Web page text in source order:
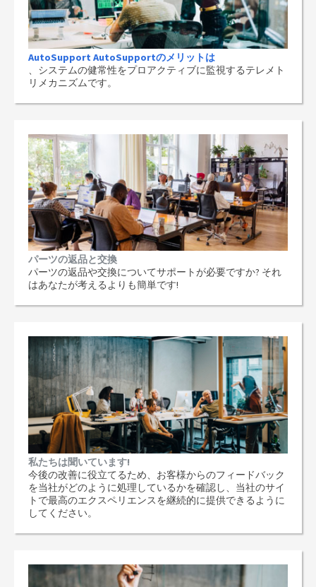
AutoSupport AutoSupportのメリットは
、システムの健常性をプロアクティブに監視するテレメト
リメカニズムです。
パーツの返品と交換
パーツの返品や交換についてサポートが必要ですか? それ
はあなたが考えるよりも簡単です!
私たちは聞いています!
今後の改善に役立てるため、お客様からのフィードバック
を当社がどのように処理しているかを確認し、当社のサイ
トで最高のエクスペリエンスを継続的に提供できるように
してください。